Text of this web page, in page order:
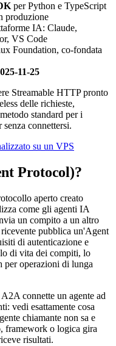
per Python e TypeScript
produzione
IA: Claude,
VS Code
Foundation, co-fondata
11-25
Streamable HTTP pronto
delle richieste,
standard per i
connettersi.
su un VPS
Protocol)?
aperto creato
come gli agenti IA
un compito a un altro
pubblica un'Agent
di autenticazione e
di vita dei compiti, lo
per operazioni di lunga
connette un agente ad
vedi esattamente cosa
chiamante non sa e
framework o logica gira
risultati.